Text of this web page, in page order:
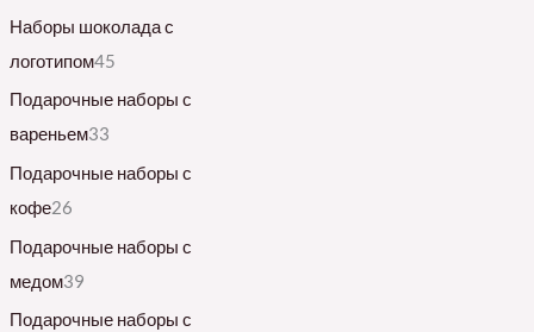
Наборы шоколада с
логотипом45
Подарочные наборы с
вареньем33
Подарочные наборы с
кофе26
Подарочные наборы с
медом39
Подарочные наборы с